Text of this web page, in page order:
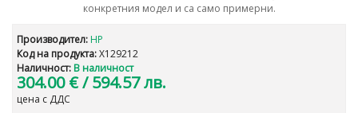
конкретния модел и са само примерни.
Производител: HP
Код на продукта:X129212
Наличност: В наличност
304.00 €/ 594.57 лв.
цена с ДДС